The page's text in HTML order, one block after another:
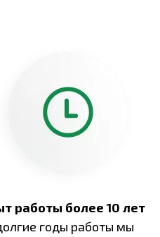
работы более 10 лет
годы работы мы